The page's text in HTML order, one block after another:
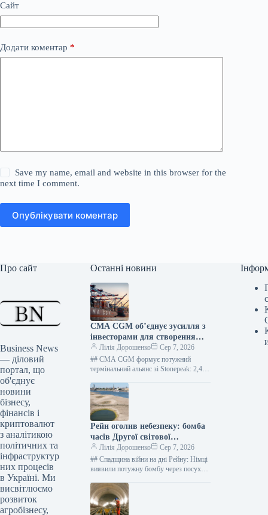
Сайт
Додати коментар *
Save my name, email and website in this browser for the
next time I comment.
Опублікувати коментар
Про сайт
Business News
— діловий
портал, що
об'єднує
новини
бізнесу,
фінансів і
криптовалют
з аналітикою
політичних та
інфраструктур
них процесів
в Україні. Ми
висвітлюємо
розвиток
агробізнесу,
Останні новини
CMA CGM об’єднує зусилля з
інвесторами для створення
потужного термінального СП
Лілія Дорошенко
Сер 7, 2026
## CMA CGM формує потужний
термінальний альянс зі Stonepeak: 2,4
переглядів 7 серпня 2026,…
Рейн оголив небезпеку: бомба
часів Другої світової
піднялася на поверхню через
посуху
Лілія Дорошенко
Сер 7, 2026
## Спадщина війни на дні Рейну: Німці
виявили потужну бомбу через посуху
Facebook0 Twitter…